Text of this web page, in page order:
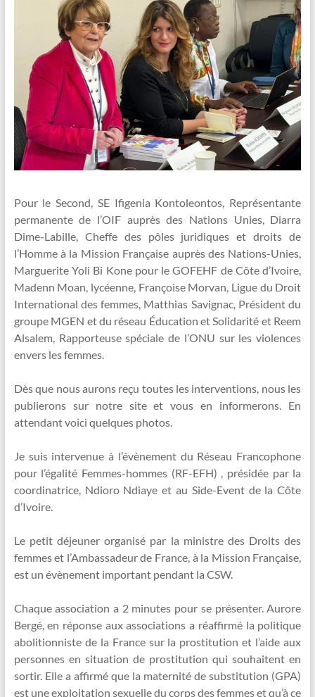
Pour le Second, SE Ifigenia Kontoleontos, Représentante
permanente de l’OIF auprès des Nations Unies, Diarra
Dime-Labille, Cheffe des pôles juridiques et droits de
l’Homme à la Mission Française auprès des Nations-Unies,
Marguerite Yoli Bi Kone pour le GOFEHF de Côte d’Ivoire,
Madenn Moan, lycéenne, Françoise Morvan, Ligue du Droit
International des femmes, Matthias Savignac, Président du
groupe MGEN et du réseau Éducation et Solidarité et Reem
Alsalem, Rapporteuse spéciale de l’ONU sur les violences
envers les femmes.
Dès que nous aurons reçu toutes les interventions, nous les
publierons sur notre site et vous en informerons. En
attendant voici quelques photos.
Je suis intervenue à l’évènement du Réseau Francophone
pour l’égalité Femmes-hommes (RF-EFH) , présidée par la
coordinatrice, Ndioro Ndiaye et au Side-Event de la Côte
d’Ivoire.
Le petit déjeuner organisé par la ministre des Droits des
femmes et l’Ambassadeur de France, à la Mission Française,
est un évènement important pendant la CSW.
Chaque association a 2 minutes pour se présenter. Aurore
Bergé, en réponse aux associations a réaffirmé la politique
abolitionniste de la France sur la prostitution et l’aide aux
personnes en situation de prostitution qui souhaitent en
sortir. Elle a affirmé que la maternité de substitution (GPA)
est une exploitation sexuelle du corps des femmes et qu’à ce